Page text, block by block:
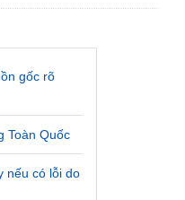
gốc rõ
Toàn Quốc
nếu có lỗi do